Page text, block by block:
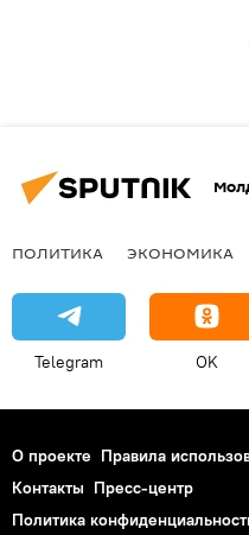
ПОЛИТИКА ЭКОНОМИКА
Telegram OK
О проекте Правила
Контакты Пресс-центр
Политика